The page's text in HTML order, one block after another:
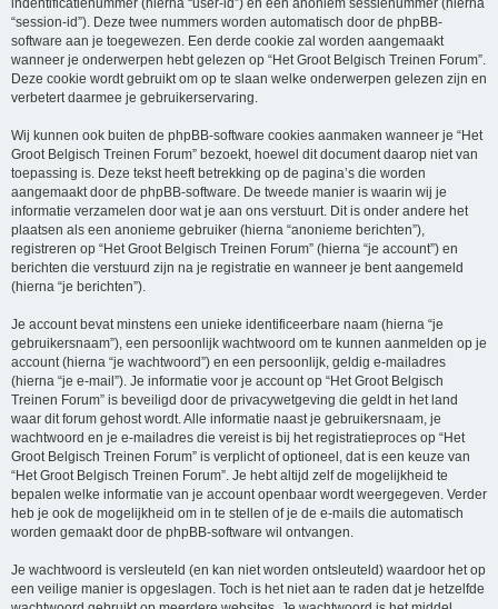
indentificatienummer (hierna “user-id”) en een anoniem sessienummer (hierna
“session-id”). Deze twee nummers worden automatisch door de phpBB-
software aan je toegewezen. Een derde cookie zal worden aangemaakt
wanneer je onderwerpen hebt gelezen op “Het Groot Belgisch Treinen Forum”.
Deze cookie wordt gebruikt om op te slaan welke onderwerpen gelezen zijn en
verbetert daarmee je gebruikerservaring.
Wij kunnen ook buiten de phpBB-software cookies aanmaken wanneer je “Het
Groot Belgisch Treinen Forum” bezoekt, hoewel dit document daarop niet van
toepassing is. Deze tekst heeft betrekking op de pagina’s die worden
aangemaakt door de phpBB-software. De tweede manier is waarin wij je
informatie verzamelen door wat je aan ons verstuurt. Dit is onder andere het
plaatsen als een anonieme gebruiker (hierna “anonieme berichten”),
registreren op “Het Groot Belgisch Treinen Forum” (hierna “je account”) en
berichten die verstuurd zijn na je registratie en wanneer je bent aangemeld
(hierna “je berichten”).
Je account bevat minstens een unieke identificeerbare naam (hierna “je
gebruikersnaam”), een persoonlijk wachtwoord om te kunnen aanmelden op je
account (hierna “je wachtwoord”) en een persoonlijk, geldig e-mailadres
(hierna “je e-mail”). Je informatie voor je account op “Het Groot Belgisch
Treinen Forum” is beveiligd door de privacywetgeving die geldt in het land
waar dit forum gehost wordt. Alle informatie naast je gebruikersnaam, je
wachtwoord en je e-mailadres die vereist is bij het registratieproces op “Het
Groot Belgisch Treinen Forum” is verplicht of optioneel, dat is een keuze van
“Het Groot Belgisch Treinen Forum”. Je hebt altijd zelf de mogelijkheid te
bepalen welke informatie van je account openbaar wordt weergegeven. Verder
heb je ook de mogelijkheid om in te stellen of je de e-mails die automatisch
worden gemaakt door de phpBB-software wil ontvangen.
Je wachtwoord is versleuteld (en kan niet worden ontsleuteld) waardoor het op
een veilige manier is opgeslagen. Toch is het niet aan te raden dat je hetzelfde